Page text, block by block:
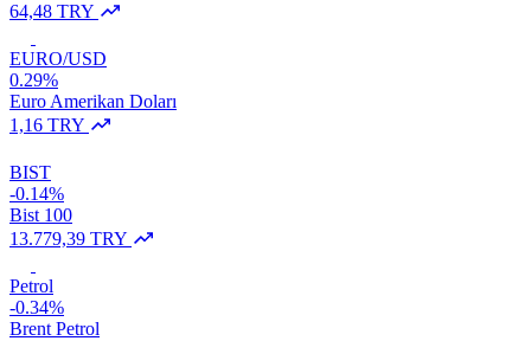
64,48 TRY
EURO/USD
0.29%
Euro Amerikan Doları
1,16 TRY
BIST
-0.14%
Bist 100
13.779,39 TRY
Petrol
-0.34%
Brent Petrol